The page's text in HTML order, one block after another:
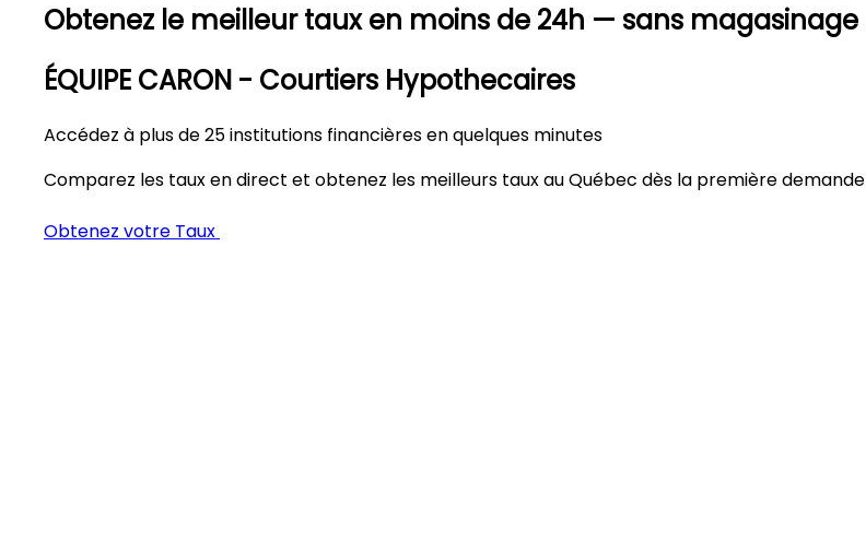
Obtenez le meilleur taux en moins de 24h — sans magasinage
ÉQUIPE CARON - Courtiers Hypothecaires
Accédez à plus de 25 institutions financières en quelques minutes
Comparez les taux en direct et obtenez les meilleurs taux au Québec dès la première demande
Obtenez votre Taux